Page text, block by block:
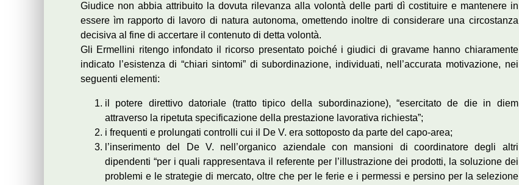
Giudice non abbia attribuito la dovuta rilevanza alla volontà delle parti dì costituire e mantenere in
essere ìm rapporto di lavoro di natura autonoma, omettendo inoltre di considerare una circostanza
decisiva al fine di accertare il contenuto di detta volontà.
Gli Ermellini ritengo infondato il ricorso presentato poiché i giudici di gravame hanno chiaramente
indicato l’esistenza di “chiari sintomi” di subordinazione, individuati, nell’accurata motivazione, nei
seguenti elementi:
il potere direttivo datoriale (tratto tipico della subordinazione), “esercitato de die in diem
attraverso la ripetuta specificazione della prestazione lavorativa richiesta”;
i frequenti e prolungati controlli cui il De V. era sottoposto da parte del capo-area;
l’inserimento del De V. nell’organico aziendale con mansioni di coordinatore degli altri
dipendenti “per i quali rappresentava il referente per l’illustrazione dei prodotti, la soluzione dei
problemi e le strategie di mercato, oltre che per le ferie e i permessi e persino per la selezione